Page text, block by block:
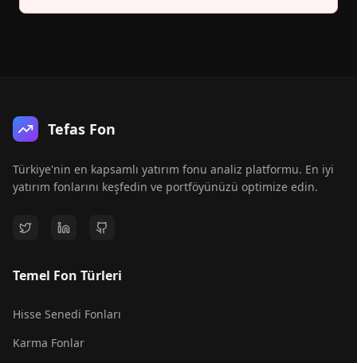
Tefas Fon
Türkiye'nin en kapsamlı yatırım fonu analiz platformu. En iyi
yatırım fonlarını keşfedin ve portföyünüzü optimize edin.
Temel Fon Türleri
Hisse Senedi Fonları
Karma Fonlar